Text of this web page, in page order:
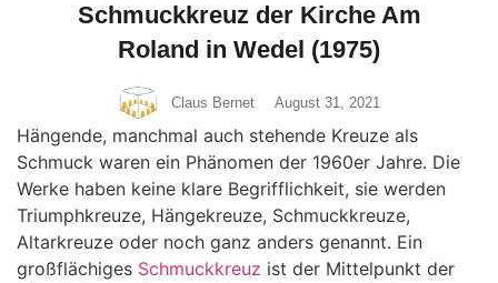
Schmuckkreuz der Kirche Am
Roland in Wedel (1975)
Claus Bernet August 31, 2021
Hängende, manchmal auch stehende Kreuze als
Schmuck waren ein Phänomen der 1960er Jahre. Die
Werke haben keine klare Begrifflichkeit, sie werden
Triumphkreuze, Hängekreuze, Schmuckkreuze,
Altarkreuze oder noch ganz anders genannt. Ein
großflächiges Schmuckkreuz ist der Mittelpunkt der